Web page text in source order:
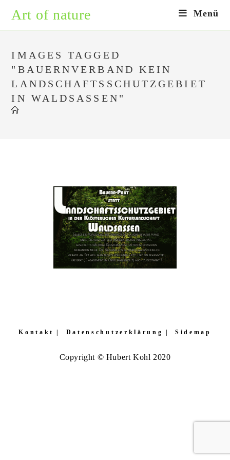
Inhalt
springen
Art of nature Menü
IMAGES TAGGED
"BAUERNVERBAND KEIN
LANDSCHAFTSSCHUTZGEBIET
IN WALDSASSEN"
Kontakt Datenschutzerklärung Sidemap
Copyright © Hubert Kohl 2020